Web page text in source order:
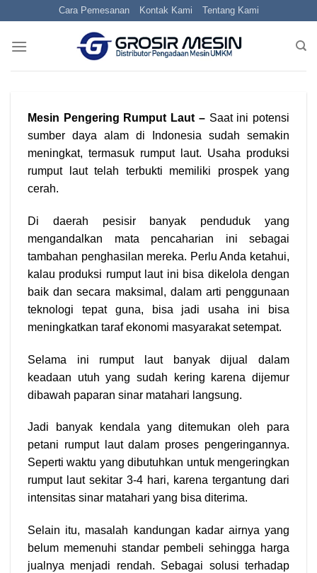
content
Cara Pemesanan Kontak Kami Tentang Kami
Mesin Pengering Rumput Laut –Saat ini potensi
sumber daya alam di Indonesia sudah semakin
meningkat, termasuk rumput laut. Usaha produksi
rumput laut telah terbukti memiliki prospek yang
cerah.
Di daerah pesisir banyak penduduk yang
mengandalkan mata pencaharian ini sebagai
tambahan penghasilan mereka. Perlu Anda ketahui,
kalau produksi rumput laut ini bisa dikelola dengan
baik dan secara maksimal, dalam arti penggunaan
teknologi tepat guna, bisa jadi usaha ini bisa
meningkatkan taraf ekonomi masyarakat setempat.
Selama ini rumput laut banyak dijual dalam
keadaan utuh yang sudah kering karena dijemur
dibawah paparan sinar matahari langsung.
Jadi banyak kendala yang ditemukan oleh para
petani rumput laut dalam proses pengeringannya.
Seperti waktu yang dibutuhkan untuk mengeringkan
rumput laut sekitar 3-4 hari, karena tergantung dari
intensitas sinar matahari yang bisa diterima.
Selain itu, masalah kandungan kadar airnya yang
belum memenuhi standar pembeli sehingga harga
jualnya menjadi rendah. Sebagai solusi terhadap